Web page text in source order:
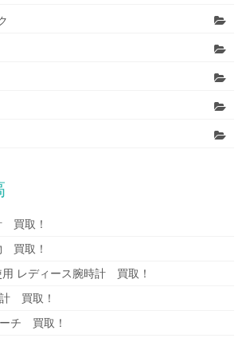
買取！
買取！
用 レディース腕時計 買取！
買取！
チ 買取！